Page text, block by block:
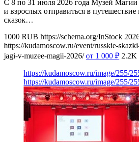
С 8 по 31 июля 2026 года Музей Магии
и взрослых отправиться в
сказок…
1000 RUB https://schema.org/InStock
https://kudamoscow.ru/event/russkie-
jagi-v-muzee-magii-2026/ от 1 000 ₽ 2.2K
https://kudamoscow.ru/image/255/
https://kudamoscow.ru/image/255/